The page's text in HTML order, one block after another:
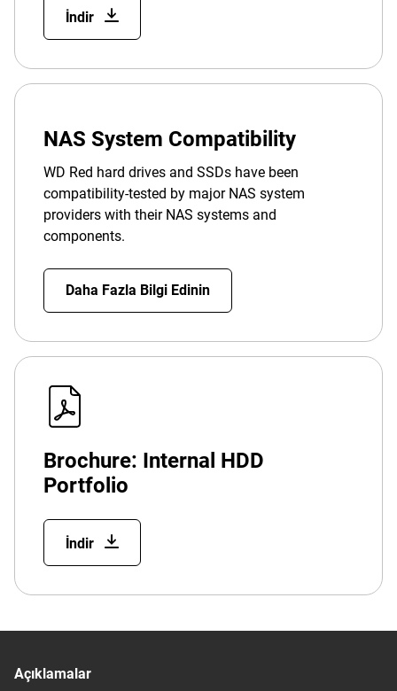
İndir
NAS System Compatibility
WD Red hard drives and SSDs have been
compatibility-tested by major NAS system
providers with their NAS systems and
components.
Daha Fazla Bilgi Edinin
Brochure: Internal HDD
Portfolio
İndir
Açıklamalar